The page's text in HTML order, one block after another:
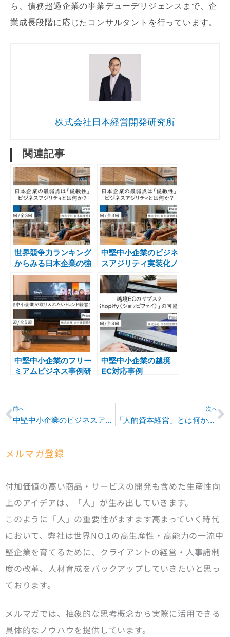
ら、債務超過企業の事業デューデリジェンスまで、企
業成長段階に応じたコンサルタントを行っています。
株式会社日本経営開発研究所
関連記事
世界競争力ランキング
からみる日本企業の強
み弱み
中堅中小企業のビジネ
スアジリティ実装化ノ
ウハウ
中堅中小企業のフリー
ミアムビジネス事例研
中堅中小企業の越境
EC対応事例
Prev
前へ
中堅中小企業のビジネスアジリティ実装化ノウハウ
次へ
「人的資本経営」とは何か、経済産業省が推奨する理由
メルマガ登録
付加価値の高い商品・サービスの開発も含めた生産性向
上のアイデアは、「人」が生み出していきます。
このように「人」の重要性がますます高まっていく時代
において、弊社は世界NO.1の高生産性・高能力の一流中
堅企業を育てるために、クライアントの経営・人事諸制
度の改革、人材育成をバックアップしていきたいと思っ
ております。
メルマガでは、抽象的な思考概念から実際に活用できる
具体的なノウハウを提供しています。